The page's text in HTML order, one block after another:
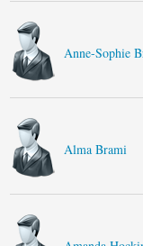
Anne-Sophie
Alma Brami